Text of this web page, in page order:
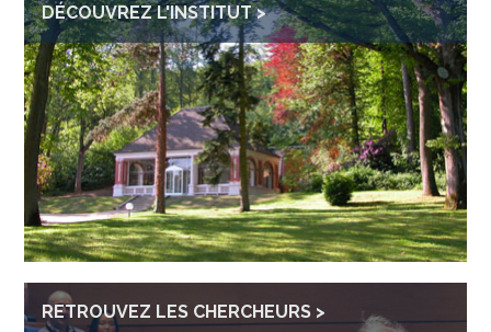
DÉCOUVREZ L'INSTITUT
RETROUVEZ LES CHERCHEURS